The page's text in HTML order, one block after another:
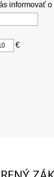
informovať
€